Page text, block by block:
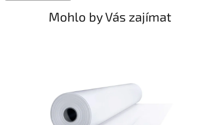
Mohlo by Vás zajímat